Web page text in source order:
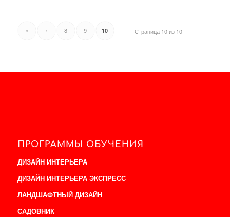
Страница 10 из 10
« ‹ 8 9 10
ПРОГРАММЫ ОБУЧЕНИЯ
ДИЗАЙН ИНТЕРЬЕРА
ДИЗАЙН ИНТЕРЬЕРА ЭКСПРЕСС
ЛАНДШАФТНЫЙ ДИЗАЙН
САДОВНИК